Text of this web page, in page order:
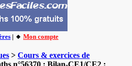
| 🔸 Mon compte
> Cours & exercices de
n°56370 : Bilan-CE1/CE2 :